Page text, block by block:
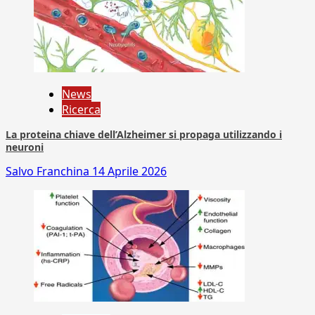
News
Ricerca
La proteina chiave dell’Alzheimer si propaga utilizzando i
neuroni
Salvo Franchina 14 Aprile 2026